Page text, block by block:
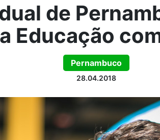
de
Educação
Pernambuco
28.04.2018